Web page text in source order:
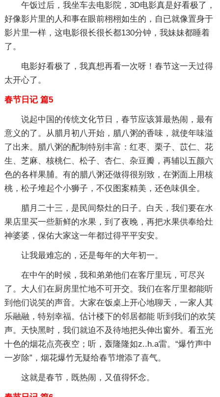
午饭过后，我坐车去电影院，3D电影真是好看极了，
好像影片里的人和事在眼前栩栩如生的，自已就像置身于
影片里一样，这电影很长很长都130分钟，我妹妹都睡着
了。
电影好看极了，我真想再看一次呀！春节这一天过得
太开心了。
春节日记 篇5
说起中国的传统文化节日，春节应该算最热闹，最有
意义的了。从腊月初八开始，腊八粥的香味，就使年味溢
了出来。腊八粥的配制特别丰富：红枣、栗子、苡仁、花
生、芝麻、核桃仁、松子、杏仁、杂豆瓣，再辅以五颜六
色的各样果脯。有的腊八粥还做得很别致，在粥面上用核
桃，松子堆起个小狮子，不仅图案精美，还色味俱全。
腊月二十三，是民间祭灶的日子。白天，我们要在水
果店里买一些新鲜的水果，到了夜晚，再把水果供奉给灶
神婆婆，保佑大家这一年都过得平平安安。
让我最难忘的，还是每年的大年初一。
在中午的时候，我和弟弟他们在客厅里玩，可尽兴
了。大人们在厨房里忙地不可开交。我们在客厅里都能听
到他们说笑的声音。大家在饭桌上开心地聊天，一家人其
乐融融，特别幸福。估计楼下的邻居都能 听到我们的欢笑
声。天快黑时，我们就迫不及待地把头伸出窗外。看五光
十色的烟花点亮夜空；听，轰隆隆如z..h.a雷。“爆竹声中
一岁除”，烟花爆竹无疑给春节增添了喜气。
这就是春节，既热闹，又值得怀念。